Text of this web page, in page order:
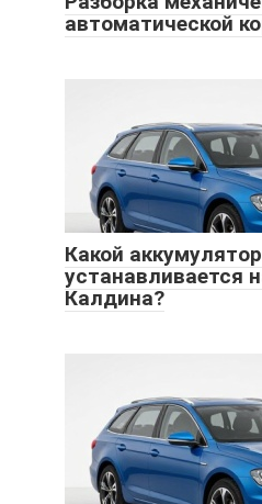
автоматической
Какой аккумулятор
устанавливается
Калдина?